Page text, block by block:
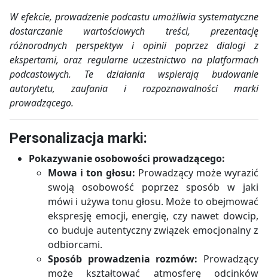
W efekcie, prowadzenie podcastu umożliwia systematyczne
dostarczanie wartościowych treści, prezentację
różnorodnych perspektyw i opinii poprzez dialogi z
ekspertami, oraz regularne uczestnictwo na platformach
podcastowych. Te działania wspierają budowanie
autorytetu, zaufania i rozpoznawalności marki
prowadzącego.
Personalizacja marki:
Pokazywanie osobowości prowadzącego:
Mowa i ton głosu: Prowadzący może wyrazić
swoją osobowość poprzez sposób w jaki
mówi i używa tonu głosu. Może to obejmować
ekspresję emocji, energię, czy nawet dowcip,
co buduje autentyczny związek emocjonalny z
odbiorcami.
Sposób prowadzenia rozmów: Prowadzący
może kształtować atmosferę odcinków